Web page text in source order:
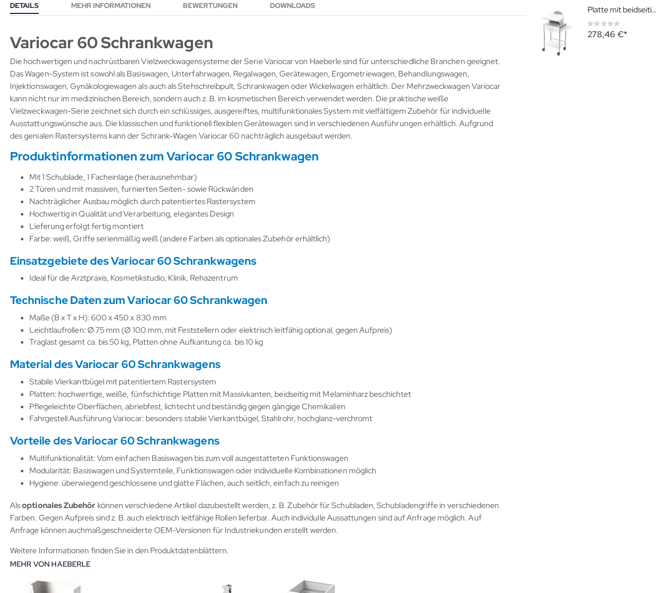
DETAILS
Variocar 60 Schrankwagen
Die hochwertigen und nachrüstbaren Vielzweckwagensysteme der Serie Variocar von Haeberle sind für unterschiedliche Branchen geeignet.
Das Wagen-System ist sowohl als Basiswagen, Unterfahrwagen, Regalwagen, Gerätewagen, Ergometriewagen, Behandlungswagen,
Injektionswagen, Gynäkologiewagen als auch als Stehschreibpult, Schrankwagen oder Wickelwagen erhältlich. Der Mehrzweckwagen Variocar
kann nicht nur im medizinischen Bereich, sondern auch z. B. im kosmetischen Bereich verwendet werden. Die praktische weiße
Vielzweckwagen-Serie zeichnet sich durch ein schlüssiges, ausgereiftes, multifunktionales System mit vielfältigem Zubehör für individuelle
Ausstattungswünsche aus. Die klassischen und funktionell flexiblen Gerätewagen sind in verschiedenen Ausführungen erhältlich. Aufgrund
des genialen Rastersystems kann der Schrank-Wagen Variocar 60 nachträglich ausgebaut werden.
Produktinformationen zum Variocar 60 Schrankwagen
Mit 1 Schublade, 1 Facheinlage (herausnehmbar)
2 Türen und mit massiven, furnierten Seiten- sowie Rückwänden
Nachträglicher Ausbau möglich durch patentiertes Rastersystem
Hochwertig in Qualität und Verarbeitung, elegantes Design
Lieferung erfolgt fertig montiert
Farbe: weiß, Griffe serienmäßig weiß (andere Farben als optionales Zubehör erhältlich)
Einsatzgebiete des Variocar 60 Schrankwagens
Ideal für die Arztpraxis, Kosmetikstudio, Klinik, Rehazentrum
Technische Daten zum Variocar 60 Schrankwagen
Maße (B x T x H): 600 x 450 x 830 mm
Leichtlaufrollen: Ø 75 mm (Ø 100 mm, mit Feststellern oder elektrisch leitfähig optional, gegen Aufpreis)
Traglast gesamt ca. bis 50 kg, Platten ohne Aufkantung ca. bis 10 kg
Material des Variocar 60 Schrankwagens
Stabile Vierkantbügel mit patentiertem Rastersystem
Platten: hochwertige, weiße, fünfschichtige Platten mit Massivkanten, beidseitig mit Melaminharz beschichtet
Pflegeleichte Oberflächen, abriebfest, lichtecht und beständig gegen gängige Chemikalien
Fahrgestell Ausführung Variocar: besonders stabile Vierkantbügel, Stahlrohr, hochglanz-verchromt
Vorteile des Variocar 60 Schrankwagens
Multifunktionalität: Vom einfachen Basiswagen bis zum voll ausgestatteten Funktionswagen
Modularität: Basiswagen und Systemteile, Funktionswagen oder individuelle Kombinationen möglich
Hygiene: überwiegend geschlossene und glatte Flächen, auch seitlich, einfach zu reinigen
Alsoptionales Zubehör können verschiedene Artikel dazubestellt werden, z. B. Zubehör für Schubladen, Schubladengriffe in verschiedenen
Farben. Gegen Aufpreis sind z. B. auch elektrisch leitfähige Rollen lieferbar. Auch individulle Aussattungen sind auf Anfrage möglich. Auf
Anfrage können auchmaßgeschneiderte OEM-Versionen für Industriekunden erstellt werden.
Weitere Informationen finden Sie in den Produktdatenblättern.
MEHR INFORMATIONEN BEWERTUNGEN DOWNLOADS
MEHR VON HAEBERLE
Platte mit beidseitigem Auszug für Wagen 08/16, Variocar Zubehör für den Gerätewagen Variocar
Rating:
0%
278,46 €